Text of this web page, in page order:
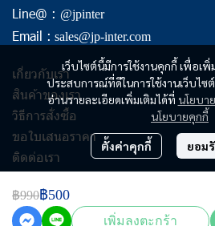
฿990฿500
เพิ่มลงตะกร้า
เว็บไซต์นี้มีการใช้งานคุกกี้ เพื่อเ
ประสบการณ์ที่ดีในการใช้งานเว็บไซ
อ่านรายละเอียดเพิ่มเติมได้ที่ นโยบา
นโยบายคุกกี้
ตั้งค่าคุกกี้ ยอม
Line@ : @jpinter
Email : sales@jp-inter.com
เกี่ยวกับเรา
สินค้าของเรา
วิธีการสั่งซื้อ
ขอใบเสนอราคา
ติดต่อเรา
Copyright | All Rights Reserved |